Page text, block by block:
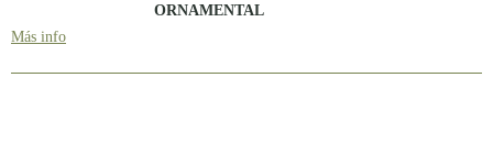
ORNAMENTAL
Más info